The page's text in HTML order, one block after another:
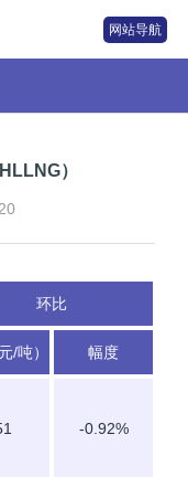
网站导航
）
环比
/吨） 幅度
-0.92%